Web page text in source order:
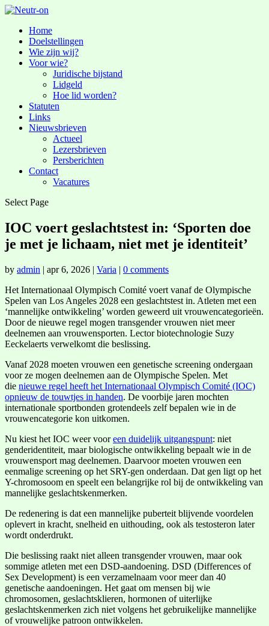
Home
Doelstellingen
Wie zijn wij?
Voor wie?
Juridische bijstand
Lidgeld
Hoe lid worden?
Statuten
Links
Nieuwsbrieven
Actueel
Lezersbrieven
Persberichten
Contact
Vacatures
Select Page
IOC voert geslachtstest in: ‘Sporten doe
je met je lichaam, niet met je identiteit’
by admin | apr 6, 2026 | Varia | 0 comments
Het Internationaal Olympisch Comité voert vanaf de Olympische
Spelen van Los Angeles 2028 een geslachtstest in. Atleten met een
‘mannelijke ontwikkeling’ worden geweerd uit vrouwencategorieën.
Door de nieuwe regel mogen transgender vrouwen niet meer
deelnemen aan vrouwensporten. Lector biotechnologie Suzy
Eeckelaerts verwelkomt die beslissing.
Vanaf 2028 moeten vrouwen een genetische screening ondergaan
voor ze mogen deelnemen aan de Olympische Spelen. Met
die nieuwe regel heeft het Internationaal Olympisch Comité (IOC)
opnieuw de touwtjes in handen. De voorbije jaren mochten
internationale sportbonden grotendeels zelf bepalen wie in de
vrouwencategorie kon uitkomen.
Nu kiest het IOC weer vooreen duidelijk uitgangspunt: niet
genderidentiteit, maar biologische ontwikkeling bepaalt wie in de
vrouwensport mag deelnemen. Daarvoor moeten vrouwen een
eenmalige screening op het SRY-gen onderdaan. Dat gen ligt op het
Y-chromosoom en speelt een belangrijke rol bij de ontwikkeling van
mannelijke geslachtskenmerken.
De redenering is dat een mannelijke puberteit blijvende voordelen
oplevert in kracht, snelheid en uithouding, ook als testosteron later
wordt onderdrukt.
Die beslissing raakt niet alleen transgender vrouwen, maar ook
sommige atleten met een DSD-aandoening. DSD (Differences of
Sex Development) is een verzamelnaam voor meer dan 40
genetische aandoeningen. Het gaat om mensen bij wie
chromosomen, geslachtsklieren, hormonen of uiterlijke
geslachtskenmerken zich niet volgens het gebruikelijke mannelijke
of vrouwelijke patroon ontwikkelen.